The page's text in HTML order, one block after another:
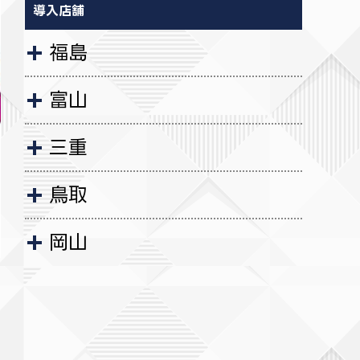
導入店舗
福島
富山
三重
鳥取
岡山